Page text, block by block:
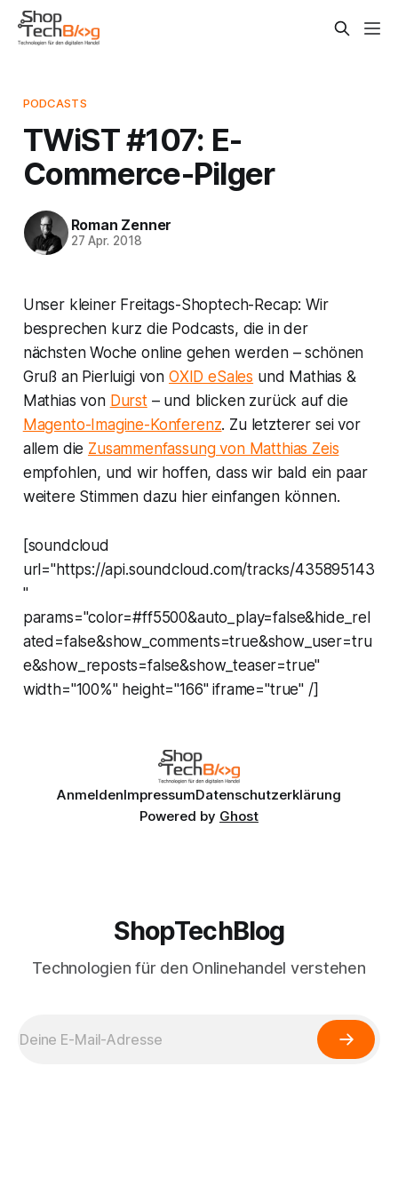
PODCASTS
TWiST #107: E-
Commerce-Pilger
Roman Zenner
27 Apr. 2018
Unser kleiner Freitags-Shoptech-Recap: Wir
besprechen kurz die Podcasts, die in der
nächsten Woche online gehen werden – schönen
Gruß an Pierluigi von OXID eSales und Mathias &
Mathias von Durst– und blicken zurück auf die
Magento-Imagine-Konferenz. Zu letzterer sei vor
allem die Zusammenfassung von Matthias Zeis
empfohlen, und wir hoffen, dass wir bald ein paar
weitere Stimmen dazu hier einfangen können.
[soundcloud
url="https://api.soundcloud.com/tracks/435895143
"
params="color=#ff5500&auto_play=false&hide_rel
ated=false&show_comments=true&show_user=tru
e&show_reposts=false&show_teaser=true"
width="100%" height="166" iframe="true" /]
AnmeldenImpressumDatenschutzerklärung
Powered by Ghost
ShopTechBlog
Technologien für den Onlinehandel verstehen